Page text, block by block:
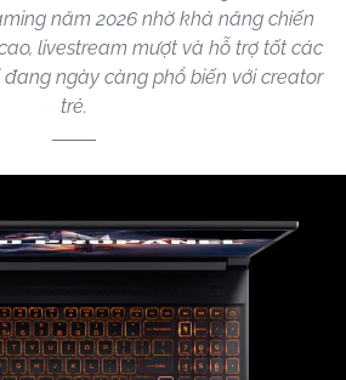
năm 2026 nhờ khả năng chiến
livestream mượt và hỗ trợ tốt các
ngày càng phổ biến với creator
trẻ.